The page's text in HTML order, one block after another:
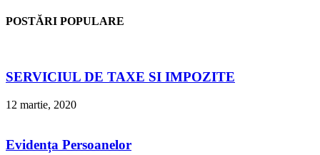
POSTĂRI POPULARE
SERVICIUL DE TAXE SI IMPOZITE
12 martie, 2020
Evidența Persoanelor